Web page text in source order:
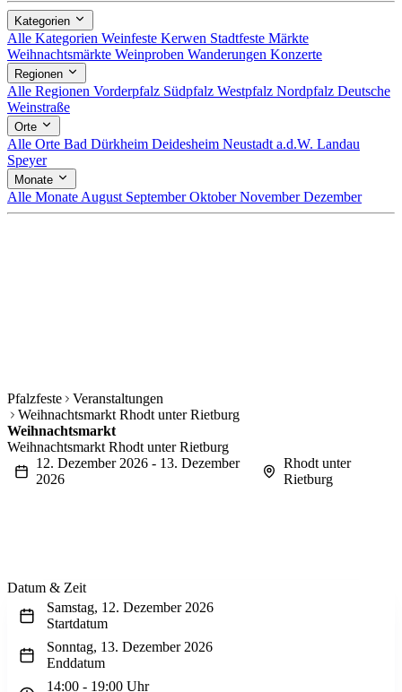
Kategorien
Alle Kategorien Weinfeste Kerwen Stadtfeste Märkte
Weihnachtsmärkte Weinproben Wanderungen Konzerte
Regionen
Alle Regionen Vorderpfalz Südpfalz Westpfalz Nordpfalz Deutsche
Weinstraße
Orte
Alle Orte Bad Dürkheim Deidesheim Neustadt a.d.W. Landau
Speyer
Monate
Alle Monate August SeptemberOktoberNovemberDezember
Pfalzfeste
Veranstaltungen
Weihnachtsmarkt Rhodt unter Rietburg
Weihnachtsmarkt
Weihnachtsmarkt Rhodt unter Rietburg
12. Dezember 2026 - 13. Dezember
2026
Rhodt unter
Rietburg
Datum & Zeit
Samstag, 12. Dezember 2026
Startdatum
Sonntag, 13. Dezember 2026
Enddatum
14:00 - 19:00 Uhr